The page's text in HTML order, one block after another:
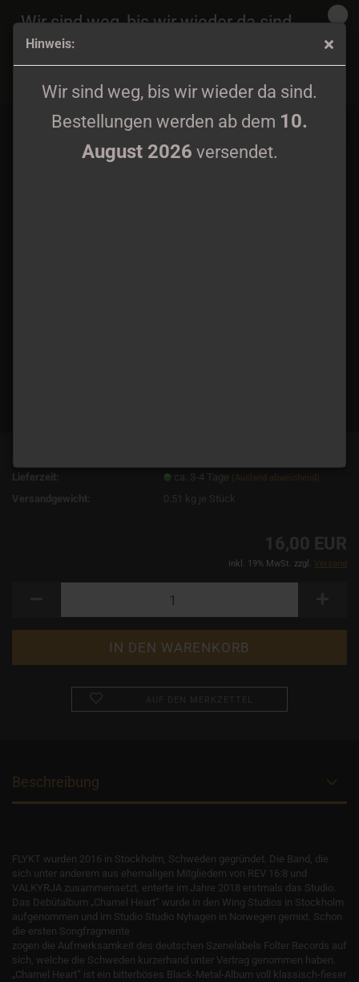
Hinweis:
Wir sind weg, bis wir wieder da sind.
Bestellungen werden ab dem 10.
August 2026 versendet.
Wir sind weg, bis wir wieder da sind.
Bestellungen werden ab dem
August 2026
versendet.
Lieferzeit:
ca. 3-4 Tage (Ausland abweichend)
Versandgewicht: 0.51 kg je Stück
16,00 EUR
inkl. 19% MwSt. zzgl. Versand
Beschreibung
FLYKT wurden 2016 in Stockholm, Schweden gegründet. Die Band, die
sich unter anderem aus ehemaligen Mitgliedern von REV 16:8 und
VALKYRJA zusammensetzt, enterte im Jahre 2018 erstmals das Studio.
Das Debütalbum „Charnel Heart“ wurde in den Wing Studios in Stockholm
aufgenommen und im Studio Studio Nyhagen in Norwegen gemixt. Schon
die ersten Songfragmente
zogen die Aufmerksamkeit des deutschen Szenelabels Folter Records auf
sich, welche die Schweden kurzerhand unter Vertrag genommen haben.
„Charnel Heart“ ist ein bitterböses Black-Metal-Album voll klassisch-fieser